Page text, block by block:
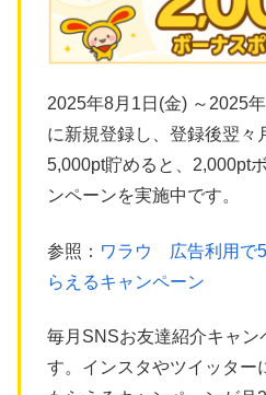
2025年8月1日(金) ～2025
に新規登録し、登録後翌々
5,000pt貯めると、2,000pt
ンペーンを実施中です。
参照： ワラウ 広告利用で
らえるキャンペーン
毎月SNSお友達紹介キャン
す。インスタやツイッター